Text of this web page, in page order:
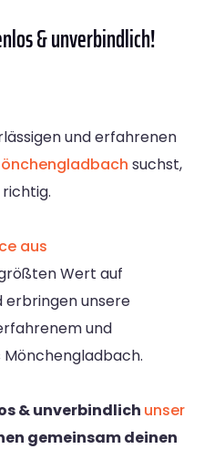
& unverbindlich!
und erfahrenen
suchst,
aus
Wert auf
erbringen unsere
und
& unverbindlich unser
gemeinsam deinen